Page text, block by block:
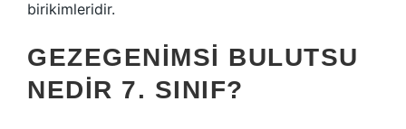
birikimleridir.
GEZEGENIMSI BULUTSU
NEDIR 7. SINIF?